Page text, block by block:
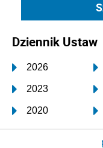
Dziennik Ustaw
2026
2023
2020
2017